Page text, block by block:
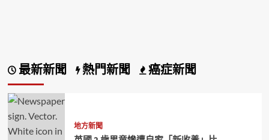
最新新聞 熱門新聞 癌症新聞
地方新聞